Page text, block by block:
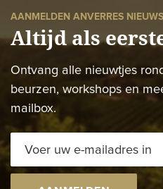
AANMELDEN ANVERRES
Altijd als
Ontvang alle nieuwtjes
beurzen, workshops en
mailbox.